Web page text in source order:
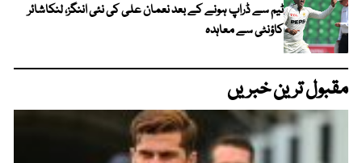
ٹیم سے ڈراپ ہونے کے بعد نعمان علی کی نئی اننگز، لنکاشائر
کاؤنٹی سے معاہدہ
مقبول ترین خبریں